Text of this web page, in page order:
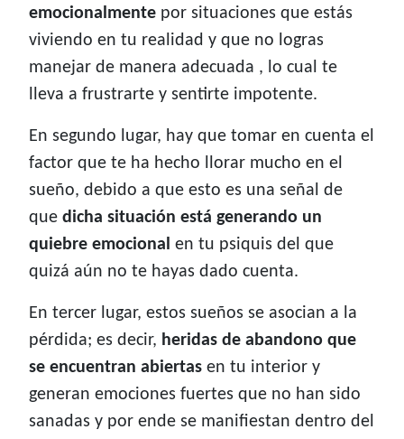
emocionalmente por situaciones que estás
viviendo en tu realidad y que no logras
manejar de manera adecuada , lo cual te
lleva a frustrarte y sentirte impotente.
En segundo lugar, hay que tomar en cuenta el
factor que te ha hecho llorar mucho en el
sueño, debido a que esto es una señal de
que dicha situación está generando un
quiebre emocional en tu psiquis del que
quizá aún no te hayas dado cuenta.
En tercer lugar, estos sueños se asocian a la
pérdida; es decir, heridas de abandono que
se encuentran abiertas en tu interior y
generan emociones fuertes que no han sido
sanadas y por ende se manifiestan dentro del